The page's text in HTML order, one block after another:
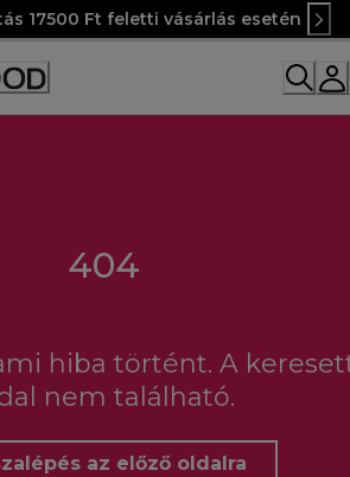
17500 Ft feletti vásárlás esetén
404
hiba történt. A
nem található.
az előző oldalra